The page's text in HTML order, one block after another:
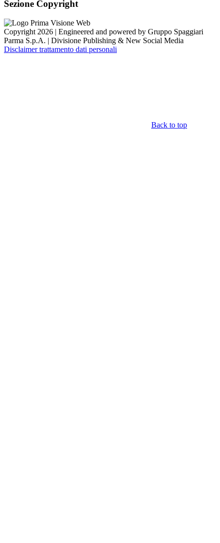
Sezione Copyright
Copyright 2026 | Engineered and powered by Gruppo Spaggiari
Parma S.p.A. | Divisione Publishing & New Social Media
Disclaimer trattamento dati personali
Back to top